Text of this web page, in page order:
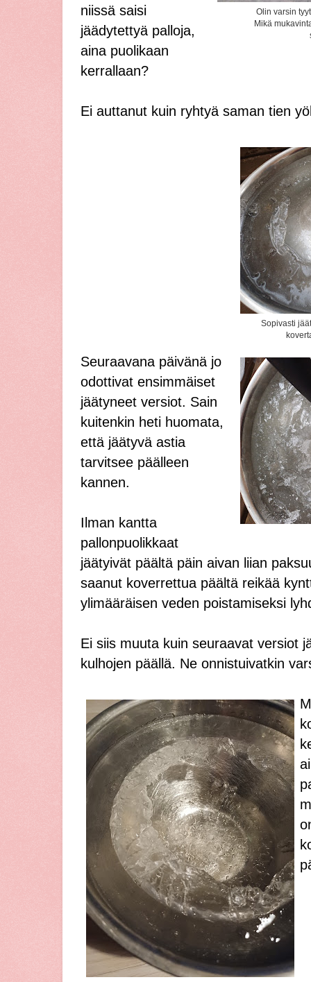
Olin varsin
Mikä
niissä saisi
jäädytettyä palloja,
aina puolikaan
kerrallaan?
Ei auttanut kuin ryhtyä saman tien
Sopivasti
Seuraavana päivänä jo
odottivat ensimmäiset
jäätyneet versiot. Sain
kuitenkin heti huomata,
että jäätyvä astia
tarvitsee päälleen
kannen.
Ilman kantta
pallonpuolikkaat
jäätyivät päältä päin aivan liian
saanut koverrettua päältä reikää
ylimääräisen veden poistamiseksi
Ei siis muuta kuin seuraavat versiot
kulhojen päällä. Ne onnistuivatkin